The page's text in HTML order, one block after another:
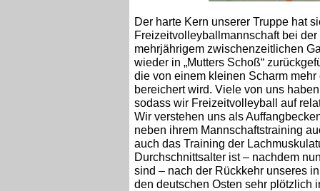
Der harte Kern unserer Truppe hat
Freizeitvolleyballmannschaft bei
mehrjährigem zwischenzeitlichen
wieder in „Mutters Schoß“
die von einem kleinen Scharm
bereichert wird. Viele von uns
sodass wir Freizeitvolleyball auf
Wir verstehen uns als
neben ihrem Mannschaftstraining
auch das Training der
Durchschnittsalter ist – nachdem
sind – nach der Rückkehr unseres
den deutschen Osten sehr plötzlich